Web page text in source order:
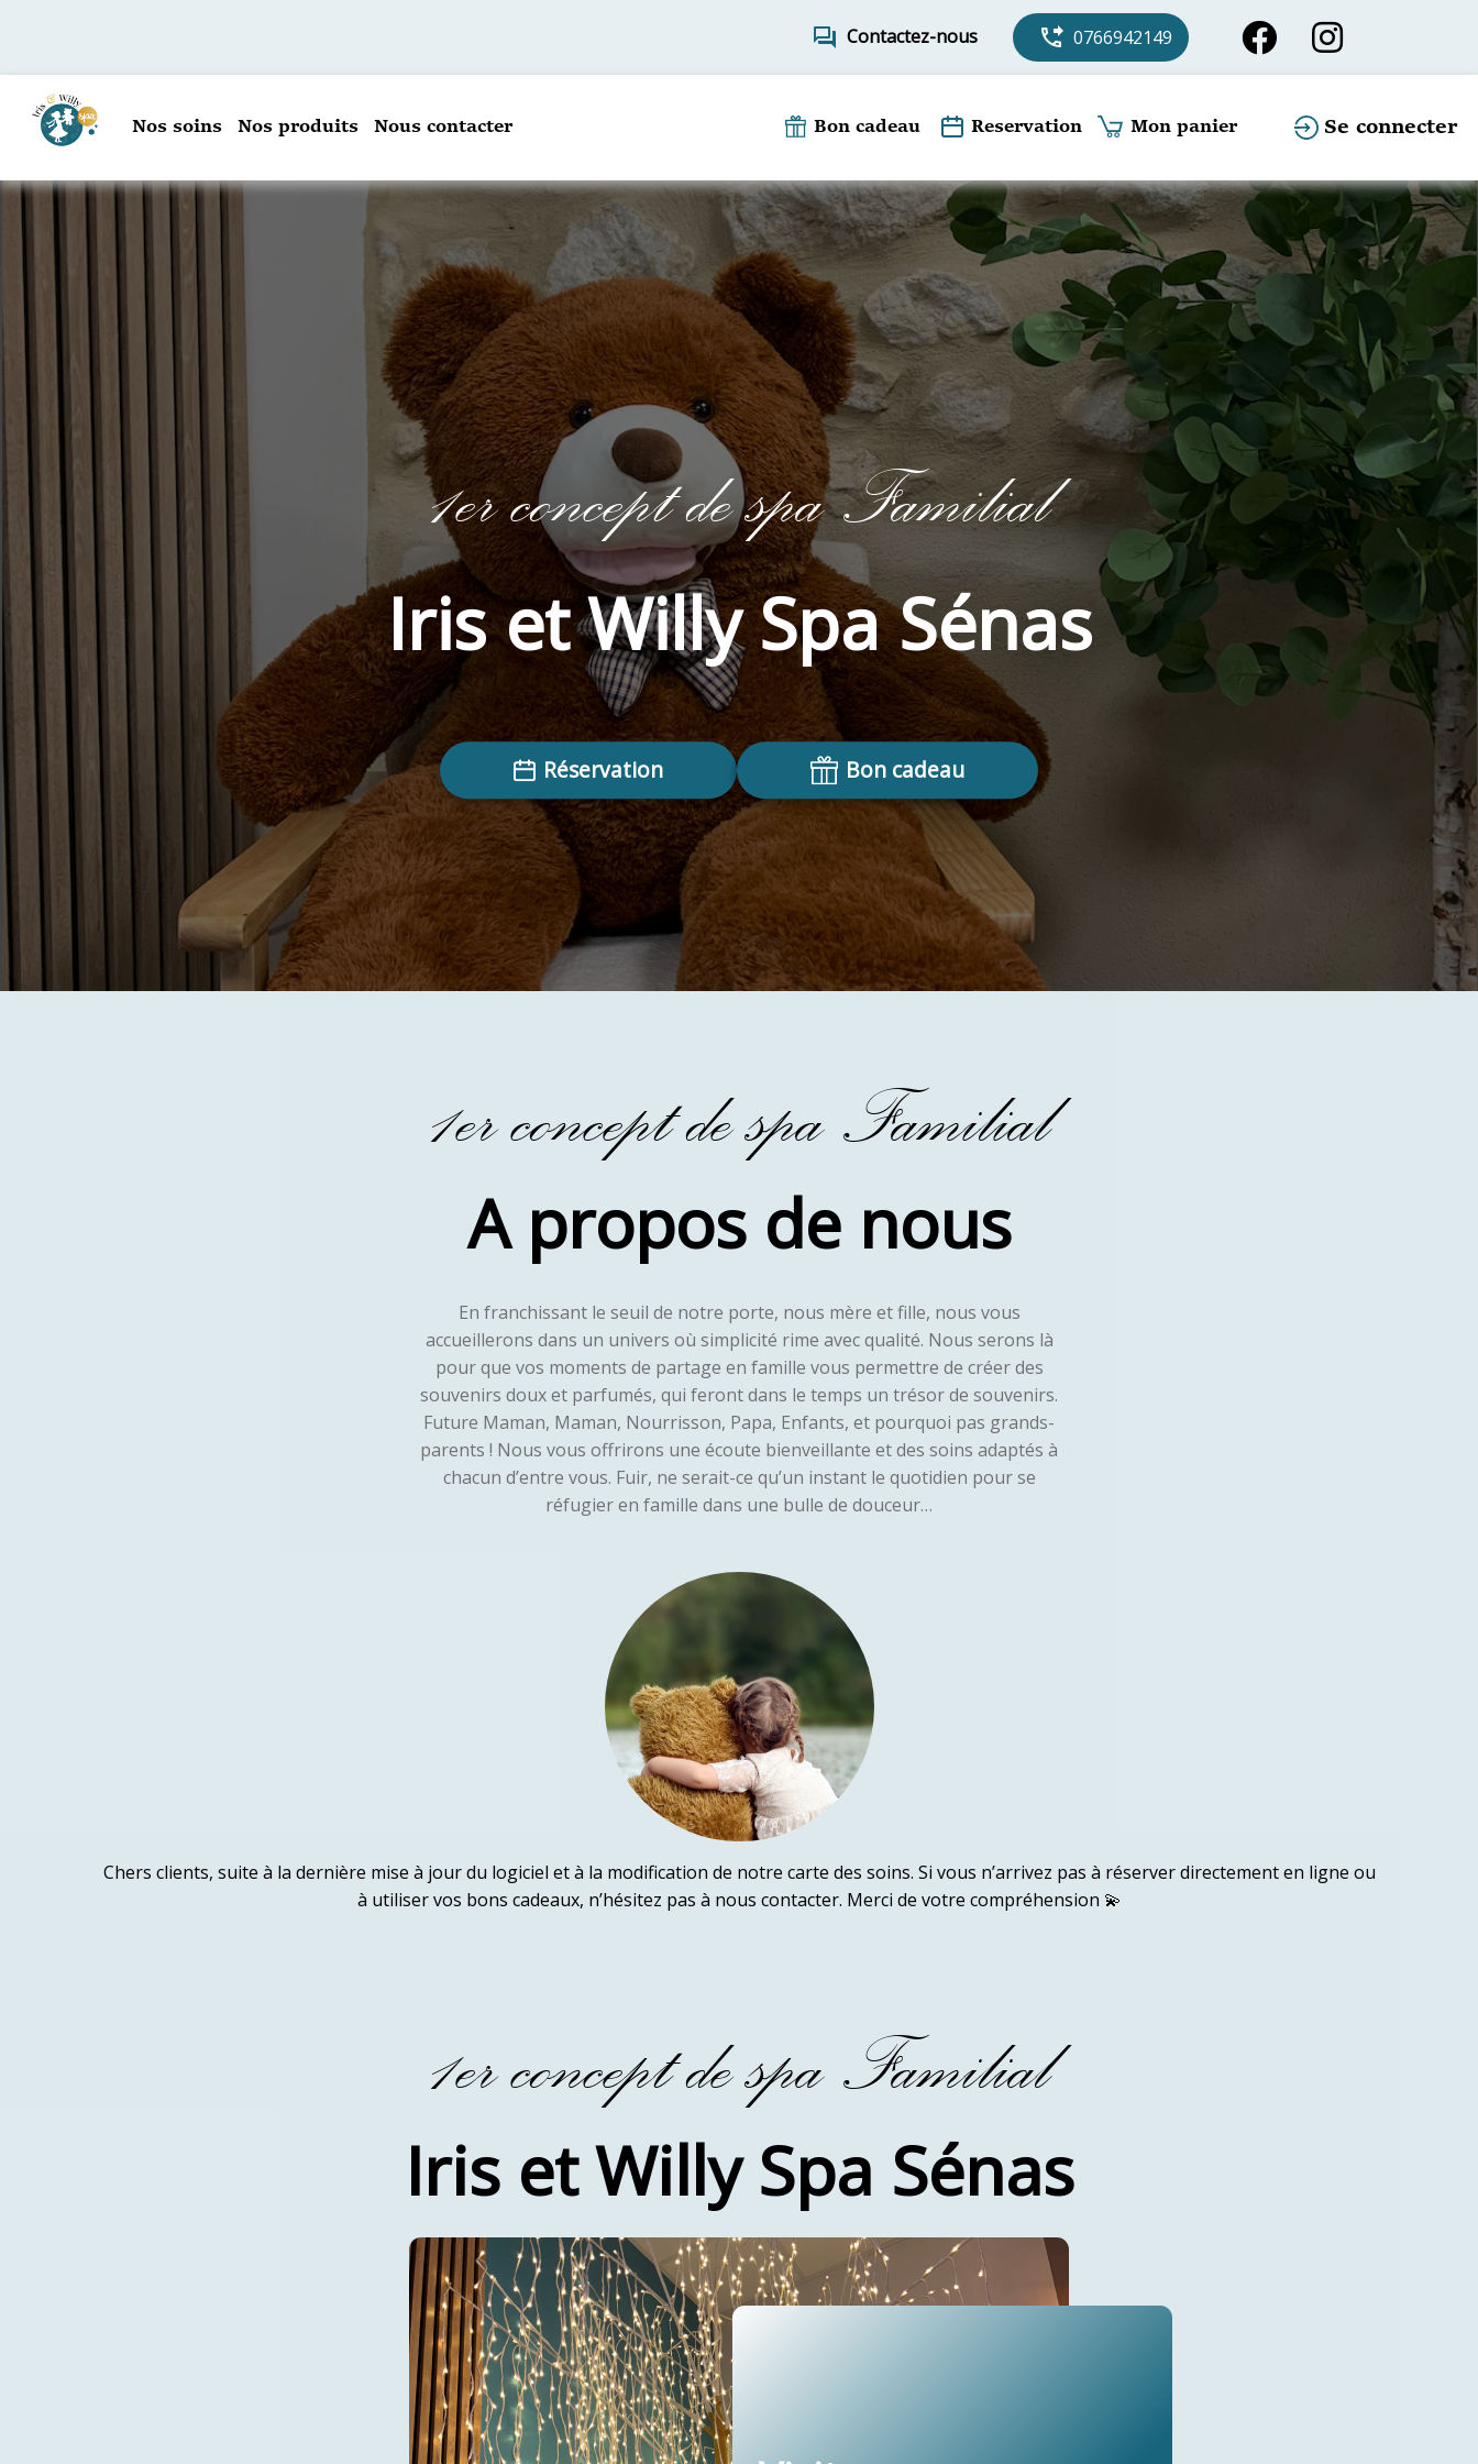
forum Contactez-nous phone_forwarded 0766942149
Nos soins Nos produits Nous contacter Bon cadeau Reservation Mon panier Se connecter
1er concept de spa Familial
Iris et Willy Spa Sénas
Réservation Bon cadeau
1er concept de spa Familial
A propos de nous
En franchissant le seuil de notre porte, nous mère et fille, nous vous
accueillerons dans un univers où simplicité rime avec qualité. Nous serons là
pour que vos moments de partage en famille vous permettre de créer des
souvenirs doux et parfumés, qui feront dans le temps un trésor de souvenirs.
Future Maman, Maman, Nourrisson, Papa, Enfants, et pourquoi pas grands-
parents ! Nous vous offrirons une écoute bienveillante et des soins adaptés à
chacun d’entre vous. Fuir, ne serait-ce qu’un instant le quotidien pour se
réfugier en famille dans une bulle de douceur…
Chers clients, suite à la dernière mise à jour du logiciel et à la modification de notre carte des soins. Si vous n’arrivez pas à réserver directement en ligne ou
à utiliser vos bons cadeaux, n’hésitez pas à nous contacter. Merci de votre compréhension 💫
1er concept de spa Familial
Iris et Willy Spa Sénas